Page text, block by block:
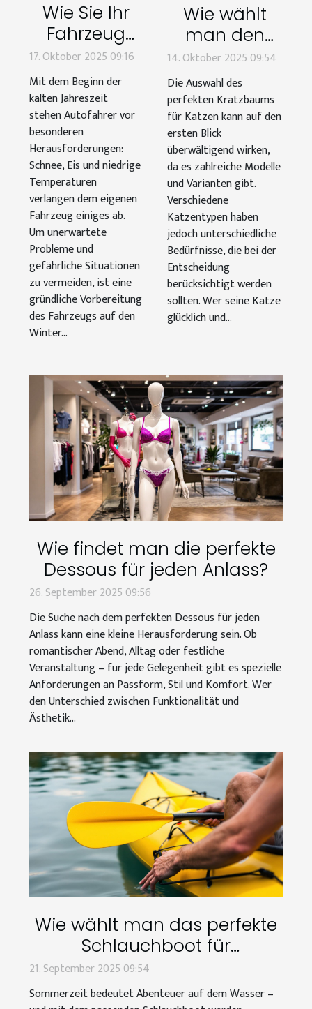
Wie Sie Ihr
Fahrzeug
optimal für
den Winter
vorbereiten
17. Oktober 2025 09:16
Mit dem Beginn der
kalten Jahreszeit
stehen Autofahrer vor
besonderen
Herausforderungen:
Schnee, Eis und niedrige
Temperaturen
verlangen dem eigenen
Fahrzeug einiges ab.
Um unerwartete
Probleme und
gefährliche Situationen
zu vermeiden, ist eine
gründliche Vorbereitung
des Fahrzeugs auf den
Winter...
Wie wählt
man den
perfekten
Kratzbaum
für
verschiedene
Katzentypen?
14. Oktober 2025 09:54
Die Auswahl des
perfekten Kratzbaums
für Katzen kann auf den
ersten Blick
überwältigend wirken,
da es zahlreiche Modelle
und Varianten gibt.
Verschiedene
Katzentypen haben
jedoch unterschiedliche
Bedürfnisse, die bei der
Entscheidung
berücksichtigt werden
sollten. Wer seine Katze
glücklich und...
Wie findet man die perfekte
Dessous für jeden Anlass?
26. September 2025 09:56
Die Suche nach dem perfekten Dessous für jeden
Anlass kann eine kleine Herausforderung sein. Ob
romantischer Abend, Alltag oder festliche
Veranstaltung – für jede Gelegenheit gibt es spezielle
Anforderungen an Passform, Stil und Komfort. Wer
den Unterschied zwischen Funktionalität und
Ästhetik...
Wie wählt man das perfekte
Schlauchboot für
Sommerabenteuer aus?
21. September 2025 09:54
Sommerzeit bedeutet Abenteuer auf dem Wasser –